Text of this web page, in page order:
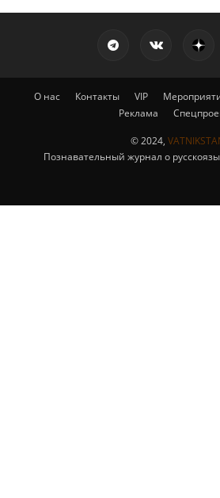
О нас Контакты VIP
Реклама
© 2024,
Познавательный журнал о